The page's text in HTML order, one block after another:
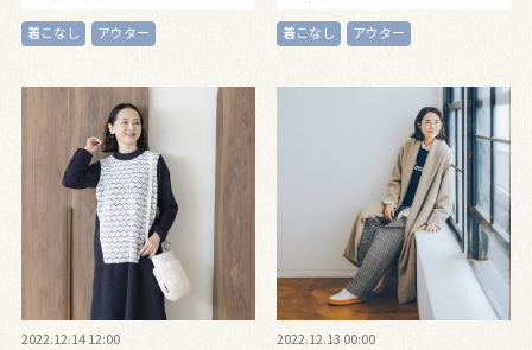
着こなし アウター 着こなし アウター
2022.12.14 12:00 2022.12.13 00:00